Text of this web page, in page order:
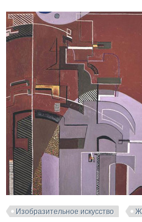
Изобразительное искусство